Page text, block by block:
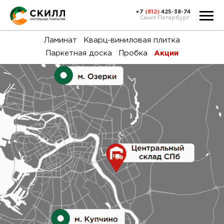
и
+7 (812) 425-38-74
Санкт-Петербург
Ламинат
Кварц-виниловая плитка
Паркетная доска
Пробка Акции